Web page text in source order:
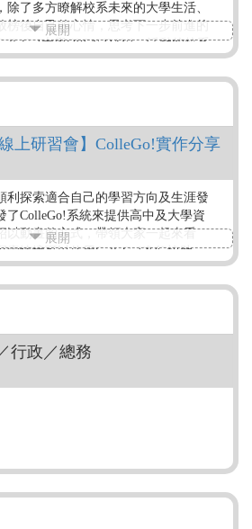
了多方瞭解校系未來的大學生活、
榜後自己的心情，思考下一步前進的
大學OPEN DAY!」活動的校系
考中心的專題文章，提供同學更多資
才與高中育才輔助系統
展開
線上研習會】ColleGo!實作分享
利探索適合自己的學習方向及生涯發
了ColleGo!系統來提供高中及大學資
以動畫的方式，帶領大家一起來看
索情境可以使用ColleGo!進行協助。
展開
行政／總務